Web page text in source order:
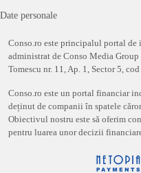
Date personale
Conso.ro este principalul portal de
administrat de Conso Media Group
Tomescu nr. 11, Ap. 1, Sector 5,
Conso.ro este un portal financiar
deținut de companii în spatele
Obiectivul nostru este să oferim
pentru luarea unor decizii